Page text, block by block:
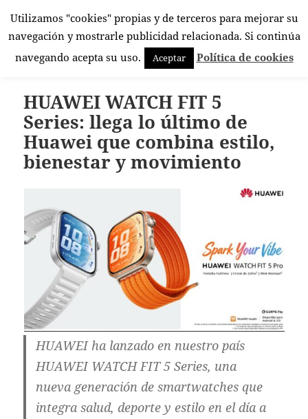
El Rincón Androide
MENÚ
Y
HUAWEI WATCH FIT 5
Series: llega lo último de
Huawei que combina estilo,
bienestar y movimiento
HUAWEI ha lanzado en nuestro país
HUAWEI WATCH FIT 5 Series, una
nueva generación de smartwatches que
integra salud, deporte y estilo en el día a
Utilizamos "cookies" propias y de terceros para mejorar su
navegación y mostrarle publicidad relacionada. Si continúa
navegando acepta su uso.
Aceptar Política de cookies